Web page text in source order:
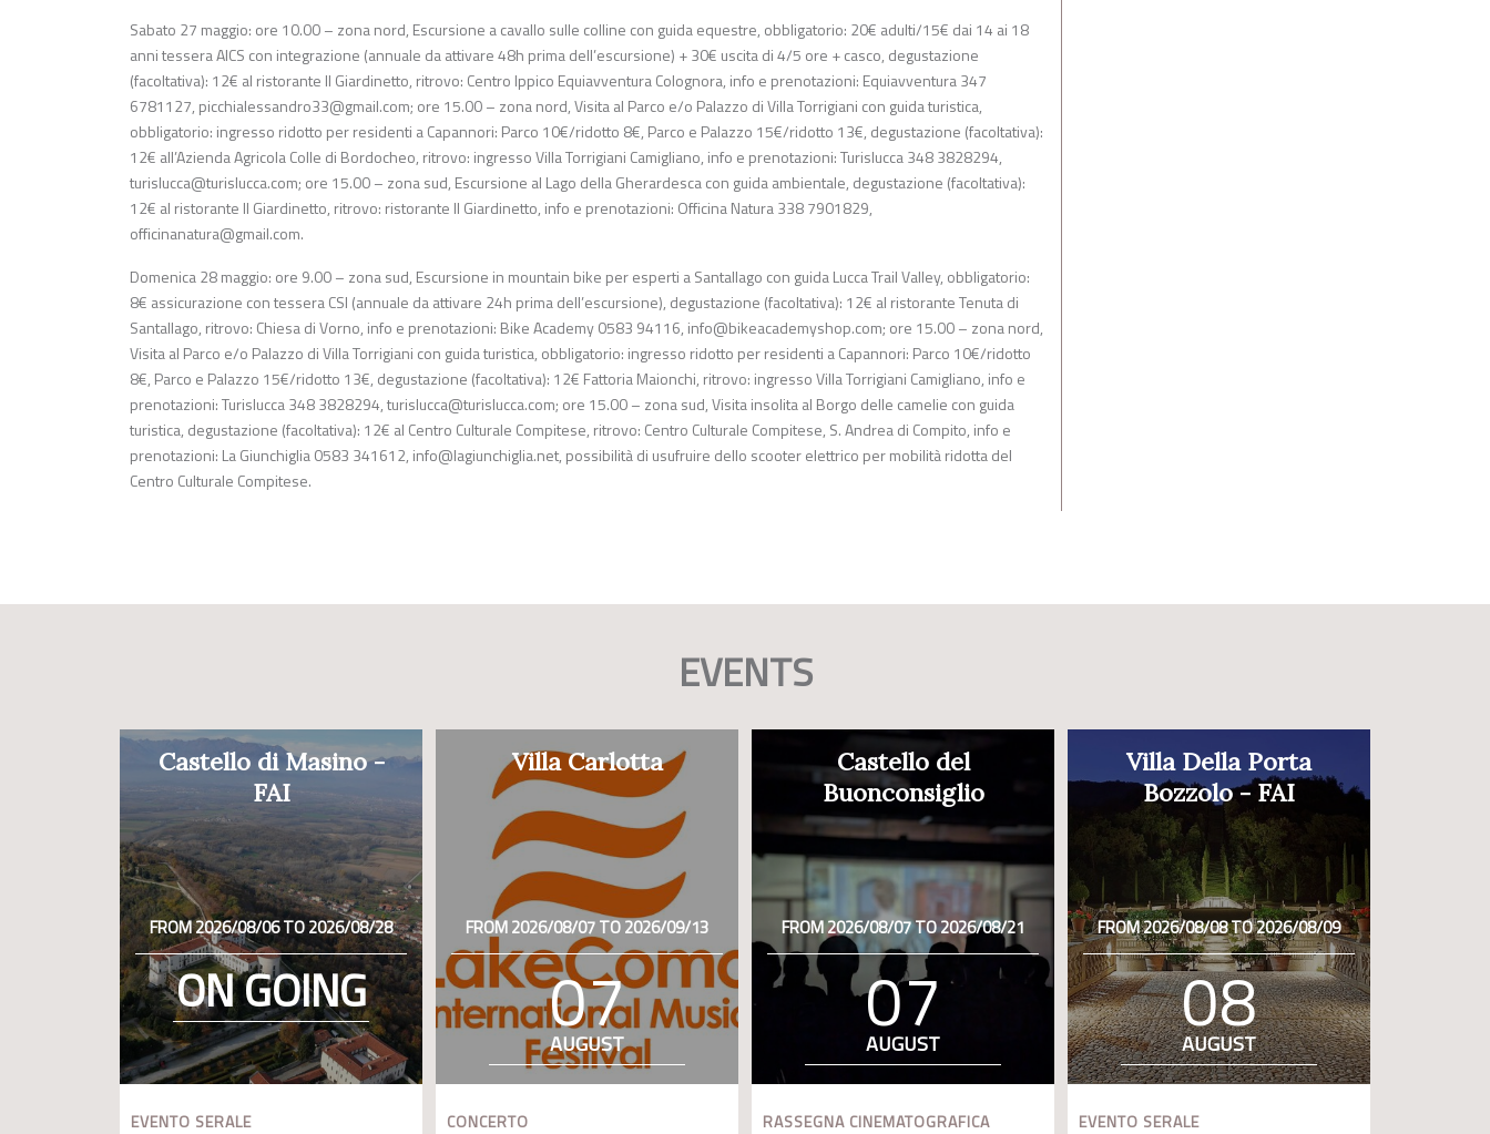
Sabato 27 maggio: ore 10.00 – zona nord, Escursione a cavallo sulle colline con guida equestre, obbligatorio: 20€ adulti/15€ dai 14 ai 18
anni tessera AICS con integrazione (annuale da attivare 48h prima dell’escursione) + 30€ uscita di 4/5 ore + casco, degustazione
(facoltativa): 12€ al ristorante Il Giardinetto, ritrovo: Centro Ippico Equiavventura Colognora, info e prenotazioni: Equiavventura 347
6781127, picchialessandro33@gmail.com; ore 15.00 – zona nord, Visita al Parco e/o Palazzo di Villa Torrigiani con guida turistica,
obbligatorio: ingresso ridotto per residenti a Capannori: Parco 10€/ridotto 8€, Parco e Palazzo 15€/ridotto 13€, degustazione (facoltativa):
12€ all’Azienda Agricola Colle di Bordocheo, ritrovo: ingresso Villa Torrigiani Camigliano, info e prenotazioni: Turislucca 348 3828294,
turislucca@turislucca.com; ore 15.00 – zona sud, Escursione al Lago della Gherardesca con guida ambientale, degustazione (facoltativa):
12€ al ristorante Il Giardinetto, ritrovo: ristorante Il Giardinetto, info e prenotazioni: Officina Natura 338 7901829,
officinanatura@gmail.com.
Domenica 28 maggio: ore 9.00 – zona sud, Escursione in mountain bike per esperti a Santallago con guida Lucca Trail Valley, obbligatorio:
8€ assicurazione con tessera CSI (annuale da attivare 24h prima dell’escursione), degustazione (facoltativa): 12€ al ristorante Tenuta di
Santallago, ritrovo: Chiesa di Vorno, info e prenotazioni: Bike Academy 0583 94116, info@bikeacademyshop.com; ore 15.00 – zona nord,
Visita al Parco e/o Palazzo di Villa Torrigiani con guida turistica, obbligatorio: ingresso ridotto per residenti a Capannori: Parco 10€/ridotto
8€, Parco e Palazzo 15€/ridotto 13€, degustazione (facoltativa): 12€ Fattoria Maionchi, ritrovo: ingresso Villa Torrigiani Camigliano, info e
prenotazioni: Turislucca 348 3828294,turislucca@turislucca.com; ore 15.00 – zona sud, Visita insolita al Borgo delle camelie con guida
turistica, degustazione (facoltativa): 12€ al Centro Culturale Compitese, ritrovo: Centro Culturale Compitese, S. Andrea di Compito, info e
prenotazioni: La Giunchiglia 0583 341612, info@lagiunchiglia.net, possibilità di usufruire dello scooter elettrico per mobilità ridotta del
Centro Culturale Compitese.
EVENTS
Castello di Masino -
FAI
FROM 2026/08/06 TO 2026/08/28
ON GOING
EVENTO SERALE
Villa Carlotta
FROM 2026/08/07 TO 2026/09/13
07
AUGUST
CONCERTO
Castello del
Buonconsiglio
FROM 2026/08/07 TO 2026/08/21
07
AUGUST
RASSEGNA CINEMATOGRAFICA
Villa Della Porta
Bozzolo - FAI
FROM 2026/08/08 TO 2026/08/09
08
AUGUST
EVENTO SERALE